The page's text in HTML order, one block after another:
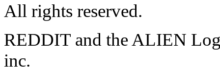
All rights reserved.
REDDIT and the ALIEN
inc.